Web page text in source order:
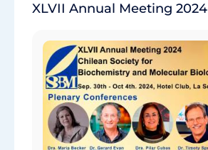
XLVII Annual Meeting 2024